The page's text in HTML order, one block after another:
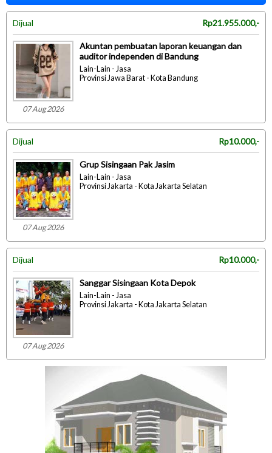
Dijual Rp21.955.000,-
07 Aug 2026
Akuntan pembuatan laporan keuangan dan
auditor independen di Bandung
Lain-Lain - Jasa
Provinsi Jawa Barat - Kota Bandung
Dijual Rp10.000,-
07 Aug 2026
Grup Sisingaan Pak Jasim
Lain-Lain - Jasa
Provinsi Jakarta - Kota Jakarta Selatan
Dijual Rp10.000,-
07 Aug 2026
Sanggar Sisingaan Kota Depok
Lain-Lain - Jasa
Provinsi Jakarta - Kota Jakarta Selatan